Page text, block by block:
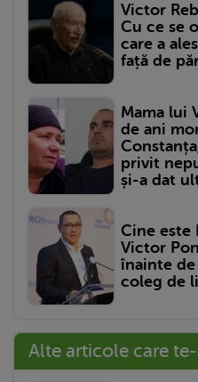
Victor
Cu ce se
care a
față de
Mama lui
de ani
privit
și-a dat
Cine este
Victor
înainte de
coleg de
Alte articole care